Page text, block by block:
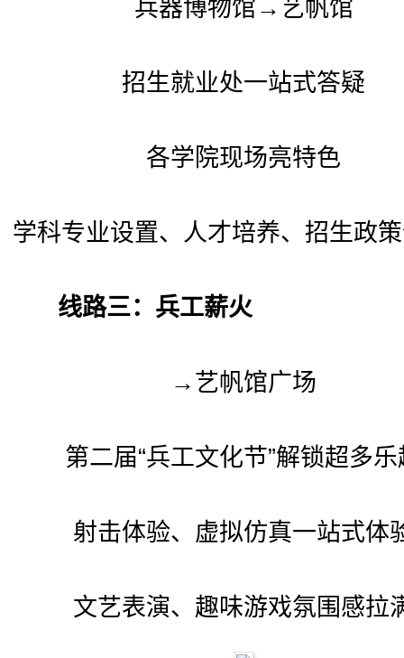
兵器博物馆→艺帆馆
招生就业处一站式答疑
各学院现场亮特色
学科专业设置、人才培养、招生政
线路三：兵工薪火
→艺帆馆广场
第二届“兵工文化节”解锁超多乐
射击体验、虚拟仿真一站式体
文艺表演、趣味游戏氛围感拉